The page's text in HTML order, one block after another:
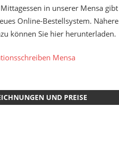
in unserer Mensa gibt
Online-Bestellsystem. Nähere
können Sie hier herunterladen.
Mensa
UND PREISE